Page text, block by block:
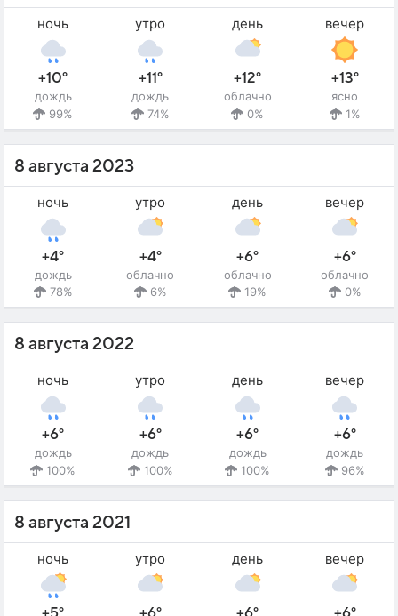
ночь
+10°
дождь
99%
утро
+11°
дождь
74%
день
+12°
облачно
0%
вечер
+13°
ясно
1%
8 августа 2023
ночь
+4°
дождь
78%
утро
+4°
облачно
6%
день
+6°
облачно
19%
вечер
+6°
облачно
0%
8 августа 2022
ночь
+6°
дождь
100%
утро
+6°
дождь
100%
день
+6°
дождь
100%
вечер
+6°
дождь
96%
8 августа 2021
ночь утро день вечер